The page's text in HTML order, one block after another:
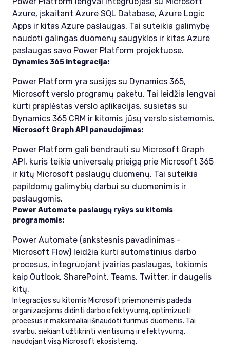
Azure, įskaitant Azure SQL Database, Azure Logic
Apps ir kitas Azure paslaugas. Tai suteikia galimybę
naudoti galingas duomenų saugyklos ir kitas Azure
paslaugas savo Power Platform projektuose.
Dynamics 365 integracija:
Power Platform yra susijęs su Dynamics 365,
Microsoft verslo programų paketu. Tai leidžia lengvai
kurti praplėstas verslo aplikacijas, susietas su
Dynamics 365 CRM ir kitomis jūsų verslo sistemomis.
Microsoft Graph API panaudojimas:
Power Platform gali bendrauti su Microsoft Graph
API, kuris teikia universalų prieigą prie Microsoft 365
ir kitų Microsoft paslaugų duomenų. Tai suteikia
papildomų galimybių darbui su duomenimis ir
paslaugomis.
Power Automate paslaugų ryšys su kitomis
programomis:
Power Automate (ankstesnis pavadinimas -
Microsoft Flow) leidžia kurti automatinius darbo
procesus, integruojant įvairias paslaugas, tokiomis
kaip Outlook, SharePoint, Teams, Twitter, ir daugelis
kitų.
Integracijos su kitomis Microsoft priemonėmis padeda
organizacijoms didinti darbo efektyvumą, optimizuoti
procesus ir maksimaliai išnaudoti turimus duomenis. Tai
svarbu, siekiant užtikrinti vientisumą ir efektyvumą,
naudojant visą Microsoft ekosistemą.